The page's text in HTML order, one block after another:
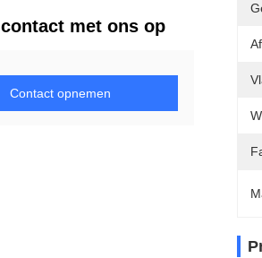
met ons op
Contact opnemen